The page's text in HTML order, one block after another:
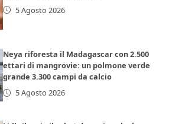
5 Agosto 2026
Neya riforesta il Madagascar con 2.500
ettari di mangrovie: un polmone verde
grande 3.300 campi da calcio
5 Agosto 2026